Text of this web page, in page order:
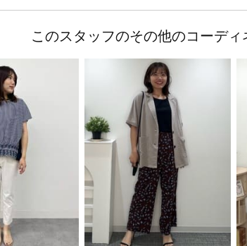
このスタッフのその他のコーディ